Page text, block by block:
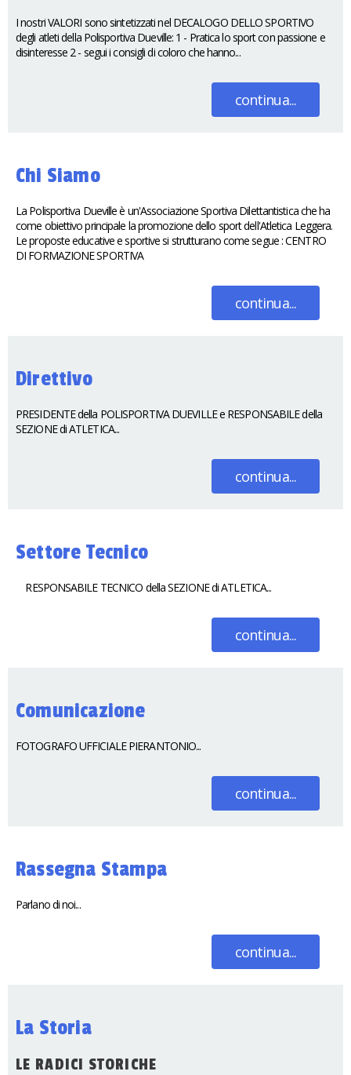
I nostri VALORI sono sintetizzati nel DECALOGO DELLO SPORTIVO
degli atleti della Polisportiva Dueville: 1 - Pratica lo sport con passione e
disinteresse 2 - segui i consigli di coloro che hanno...
continua...
Chi Siamo
La Polisportiva Dueville è un'Associazione Sportiva Dilettantistica che ha
come obiettivo principale la promozione dello sport dell'Atletica Leggera.
Le proposte educative e sportive si strutturano come segue : CENTRO
DI FORMAZIONE SPORTIVA
continua...
Direttivo
PRESIDENTE della POLISPORTIVA DUEVILLE e RESPONSABILE della
SEZIONE di ATLETICA...
continua...
Settore Tecnico
RESPONSABILE TECNICO della SEZIONE di ATLETICA...
continua...
Comunicazione
FOTOGRAFO UFFICIALE PIERANTONIO...
continua...
Rassegna Stampa
Parlano di noi...
continua...
La Storia
LE RADICI STORICHE